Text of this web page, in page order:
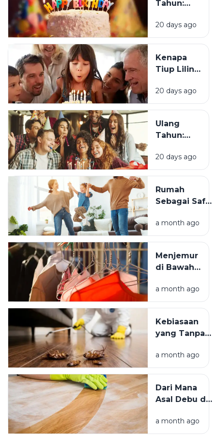
Tahun:
Tradisi Ini
Berawal?
20 days ago
Kenapa
Tiup Lilin
Tradisi
Saat Ulang
20 days ago
Ulang
Tahun:
Momen
Bertambah
Terasa
Istimewa?
20 days ago
Rumah
Sebagai Safe
Mengapa
Lingkungan
Tinggal yang
Bersih
Kesejahteraan
Kita?
a month ago
Menjemur
di Bawah
atau Di
Tempat
Mana yang
Lebih
a month ago
Kebiasaan
yang Tanpa
Mengundang
Kecoak,
Hama
Lainnya Ke
a month ago
Dari Mana
Asal Debu di
Kenali
a month ago